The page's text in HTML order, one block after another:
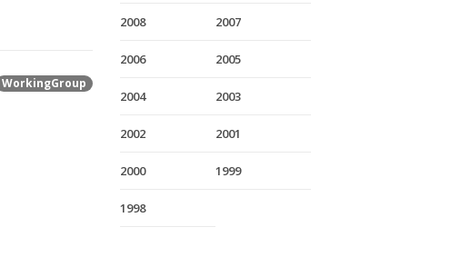
WorkingGroup
2008 2007
2006 2005
2004 2003
2002 2001
2000 1999
1998